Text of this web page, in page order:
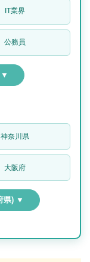
IT業界
公務員
▼
神奈川県
大阪府
県) ▼